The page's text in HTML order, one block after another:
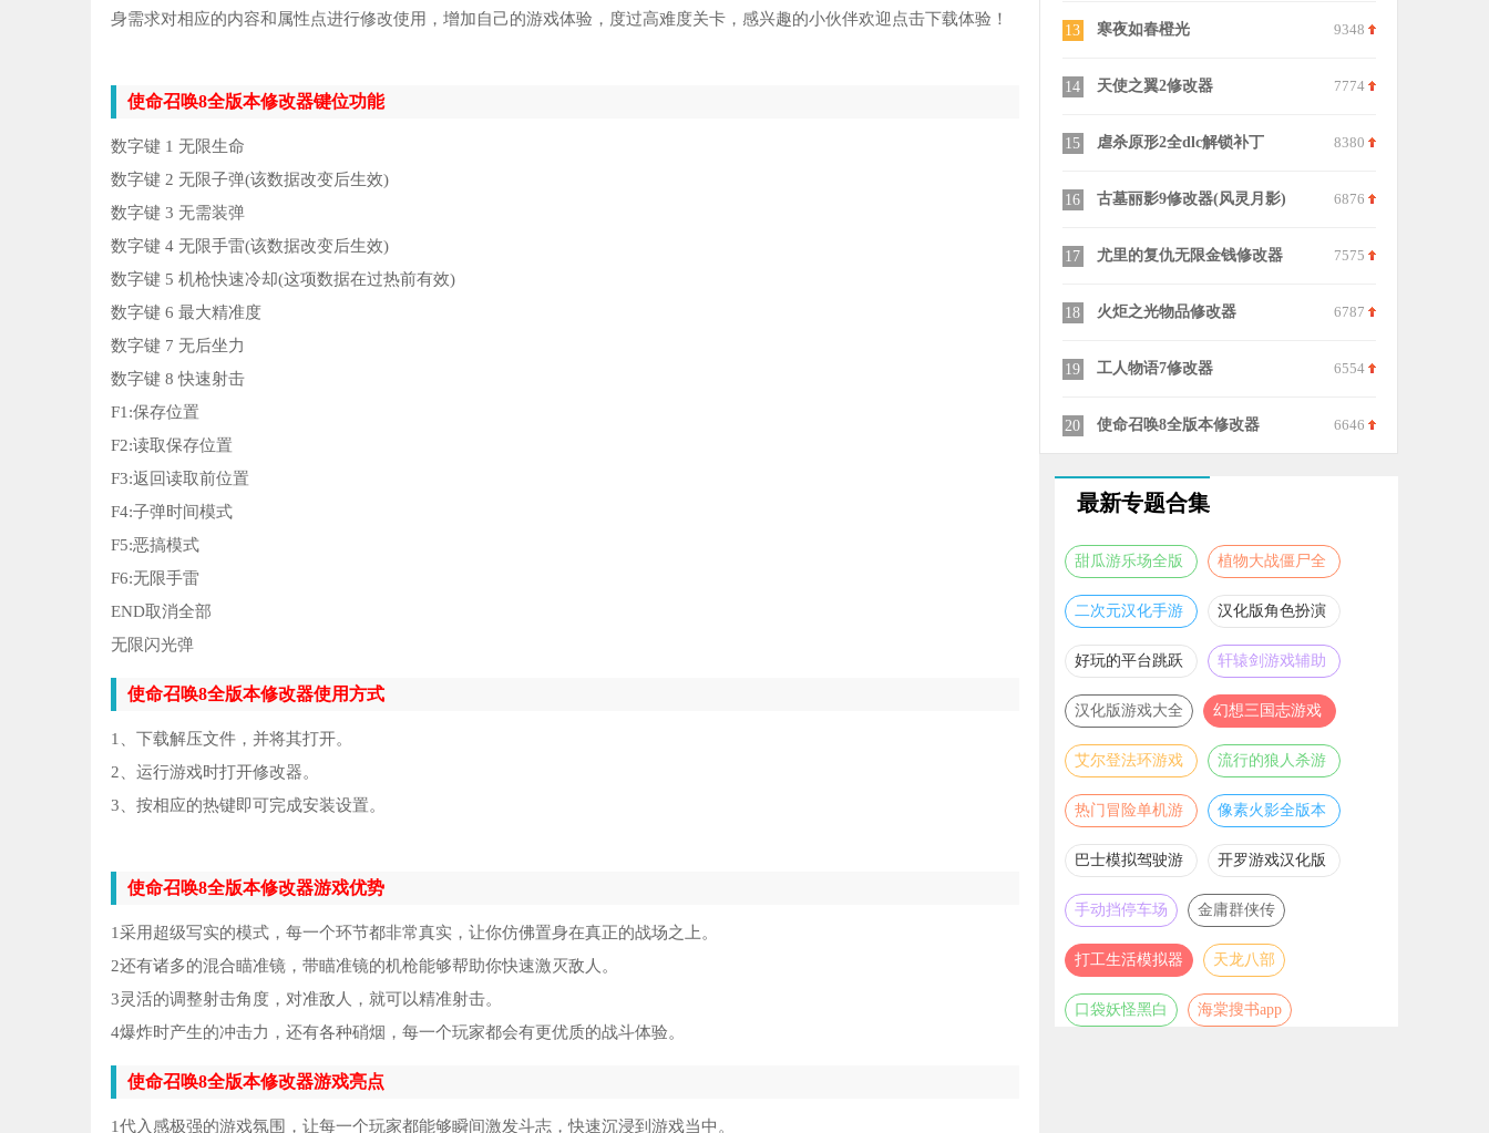
身需求对相应的内容和属性点进行修改使用，增加自己的游戏体验，度过高难度关卡，感兴趣的小伙伴欢迎点击下载体验！
使命召唤8全版本修改器键位功能
数字键 1 无限生命
数字键 2 无限子弹(该数据改变后生效)
数字键 3 无需装弹
数字键 4 无限手雷(该数据改变后生效)
数字键 5 机枪快速冷却(这项数据在过热前有效)
数字键 6 最大精准度
数字键 7 无后坐力
数字键 8 快速射击
F1:保存位置
F2:读取保存位置
F3:返回读取前位置
F4:子弹时间模式
F5:恶搞模式
F6:无限手雷
END取消全部
无限闪光弹
使命召唤8全版本修改器使用方式
1、下载解压文件，并将其打开。
2、运行游戏时打开修改器。
3、按相应的热键即可完成安装设置。
使命召唤8全版本修改器游戏优势
1采用超级写实的模式，每一个环节都非常真实，让你仿佛置身在真正的战场之上。
2还有诸多的混合瞄准镜，带瞄准镜的机枪能够帮助你快速激灭敌人。
3灵活的调整射击角度，对准敌人，就可以精准射击。
4爆炸时产生的冲击力，还有各种硝烟，每一个玩家都会有更优质的战斗体验。
使命召唤8全版本修改器游戏亮点
1代入感极强的游戏氛围，让每一个玩家都能够瞬间激发斗志，快速沉浸到游戏当中。
3 圣安地列斯热咖啡补丁 13 寒夜如春橙光 9348
14 天使之翼2修改器 7774
15 虐杀原形2全dlc解锁补丁 8380
16 古墓丽影9修改器(风灵月影) 6876
17 尤里的复仇无限金钱修改器 7575
18 火炬之光物品修改器 6787
19 工人物语7修改器 6554
20 使命召唤8全版本修改器 6646
最新专题合集
甜瓜游乐场全版
本合集
植物大战僵尸全
版本合集
二次元汉化手游
推荐
汉化版角色扮演
游戏大全
好玩的平台跳跃
游戏合集
轩辕剑游戏辅助
合集
汉化版游戏大全
幻想三国志游戏
辅助合集
艾尔登法环游戏
辅助合集
流行的狼人杀游
戏合集
热门冒险单机游
戏合集
像素火影全版本
合集
巴士模拟驾驶游
戏合集
开罗游戏汉化版
大全
手动挡停车场
金庸群侠传
打工生活模拟器 天龙八部
口袋妖怪黑白 海棠搜书app